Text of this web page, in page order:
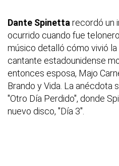
Dante Spinetta recordó un
ocurrido cuando fue
músico detalló cómo vivió la
cantante estadounidense
entonces esposa, Majo
Brando y Vida. La anécdota
"Otro Día Perdido", donde
nuevo disco, "Día 3".